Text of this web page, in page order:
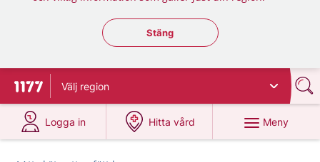
Stäng regionsväljaren
Stäng
Till startsidan för 1177
Välj region
Logga in
på 1177.se
Hitta vård
på 1177.se
Meny